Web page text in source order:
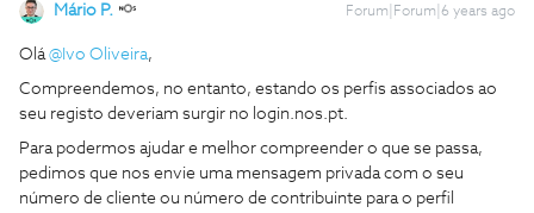
Mário P. Forum|Forum|6 years ago
Olá@Ivo Oliveira,
Compreendemos, no entanto, estando os perfis associados ao
seu registo deveriam surgir no login.nos.pt.
Para podermos ajudar e melhor compreender o que se passa,
pedimos que nos envie uma mensagem privada com o seu
número de cliente ou número de contribuinte para o perfil